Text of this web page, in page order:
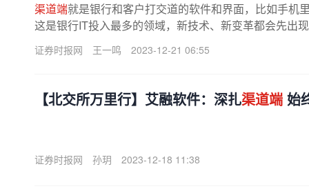
渠道端就是银行和客户打交道的软件和界面，比如手机
这是银行IT投入最多的领域，新技术、新变革都会先出
动创新的空间。他说。两个动态透露...
证券时报网 王一鸣 2023-12-21 06:55
【北交所万里行】艾融软件：深扎渠道端 始
证券时报网 孙玥 2023-12-18 11:38